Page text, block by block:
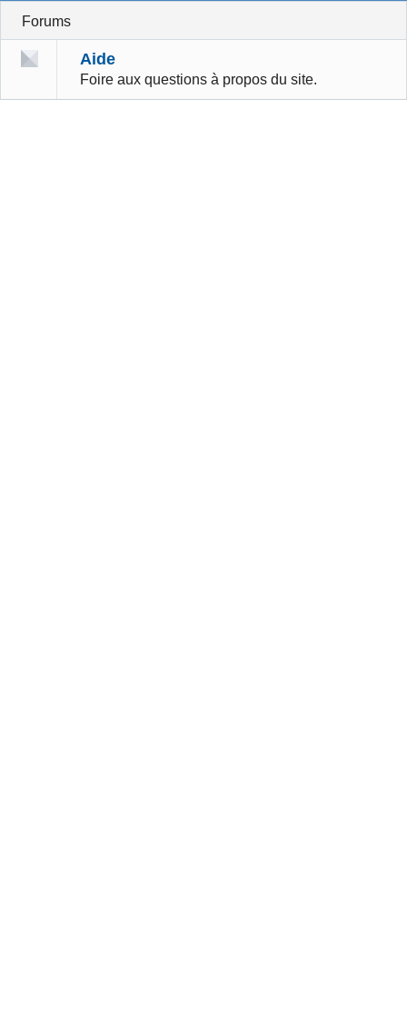
Forums
Aide
Foire aux questions à propos du site.